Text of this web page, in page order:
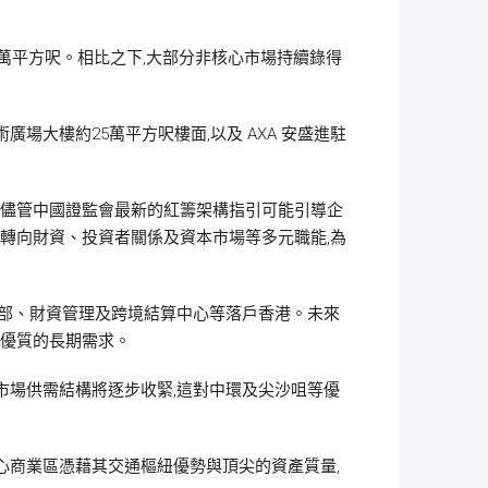
平方呎。相比之下,大部分非核心市場持續錄得
場大樓約25萬平方呎樓面,以及 AXA 安盛進駐
管中國證監會最新的紅籌架構指引可能引導企
向財資、投資者關係及資本市場等多元職能,為
、財資管理及跨境結算中心等落戶香港。未來
質的長期需求。
供需結構將逐步收緊,這對中環及尖沙咀等優
業區憑藉其交通樞紐優勢與頂尖的資產質量,